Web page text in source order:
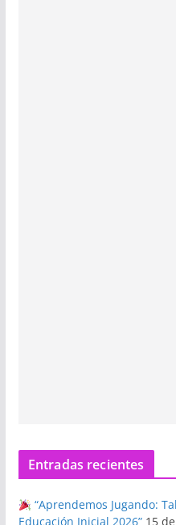
Entradas recientes
“Aprendemos Jugando:
Educación Inicial 2026” 15